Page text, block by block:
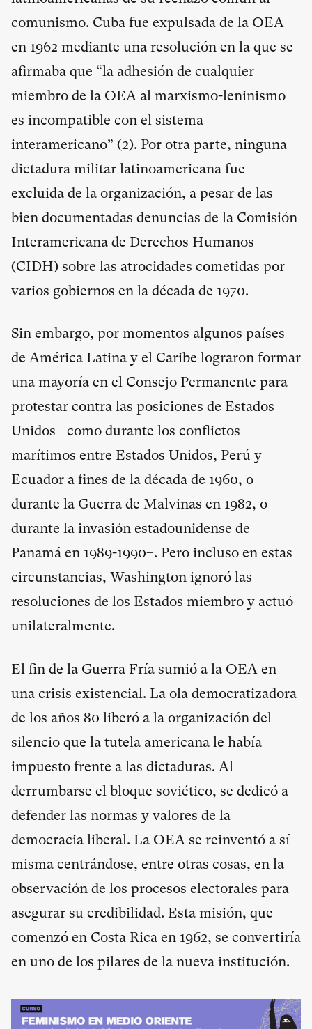
comunismo. Cuba fue expulsada de la OEA
en 1962 mediante una resolución en la que se
afirmaba que “la adhesión de cualquier
miembro de la OEA al marxismo-leninismo
es incompatible con el sistema
interamericano” (2). Por otra parte, ninguna
dictadura militar latinoamericana fue
excluida de la organización, a pesar de las
bien documentadas denuncias de la Comisión
Interamericana de Derechos Humanos
(CIDH) sobre las atrocidades cometidas por
varios gobiernos en la década de 1970.
Sin embargo, por momentos algunos países
de América Latina y el Caribe lograron formar
una mayoría en el Consejo Permanente para
protestar contra las posiciones de Estados
Unidos –como durante los conflictos
marítimos entre Estados Unidos, Perú y
Ecuador a fines de la década de 1960, o
durante la Guerra de Malvinas en 1982, o
durante la invasión estadounidense de
Panamá en 1989-1990–. Pero incluso en estas
circunstancias, Washington ignoró las
resoluciones de los Estados miembro y actuó
unilateralmente.
El fin de la Guerra Fría sumió a la OEA en
una crisis existencial. La ola democratizadora
de los años 80 liberó a la organización del
silencio que la tutela americana le había
impuesto frente a las dictaduras. Al
derrumbarse el bloque soviético, se dedicó a
defender las normas y valores de la
democracia liberal. La OEA se reinventó a sí
misma centrándose, entre otras cosas, en la
observación de los procesos electorales para
asegurar su credibilidad. Esta misión, que
comenzó en Costa Rica en 1962, se convertiría
en uno de los pilares de la nueva institución.